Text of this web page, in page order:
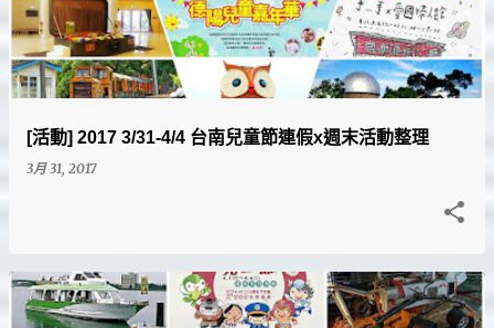
文
章
[活動] 2017 3/31-4/4 台南兒童節連假x週末活動整理
3月 31, 2017